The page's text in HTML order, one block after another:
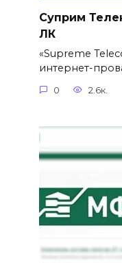
Суприм
ЛК
«Supreme
интернет-
0 2.6к.